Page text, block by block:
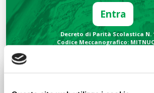
Entra
Decreto di Parità Scolastica N.
Codice Meccanografico:
Tecnico